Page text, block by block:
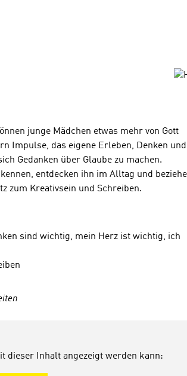
junge Mädchen etwas mehr von Gott
Impulse, das eigene Erleben, Denken und
Gedanken über Glaube zu machen.
entdecken ihn im Alltag und
zum Kreativsein und Schreiben.
sind wichtig, mein Herz ist wichtig, ich
dieser Inhalt angezeigt werden kann: